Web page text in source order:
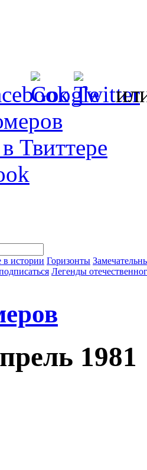
Твиттере
истории Горизонты
Легенды
1981